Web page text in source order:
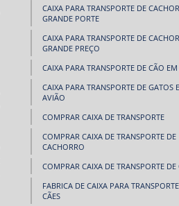
CAIXA PARA TRANSPORTE DE
GRANDE PORTE
CAIXA PARA TRANSPORTE DE
GRANDE PREÇO
CAIXA PARA TRANSPORTE DE CÃO
CAIXA PARA TRANSPORTE DE GATOS
AVIÃO
COMPRAR CAIXA DE TRANSPORTE
COMPRAR CAIXA DE TRANSPORTE DE
CACHORRO
COMPRAR CAIXA DE TRANSPORTE DE
FABRICA DE CAIXA PARA
CÃES